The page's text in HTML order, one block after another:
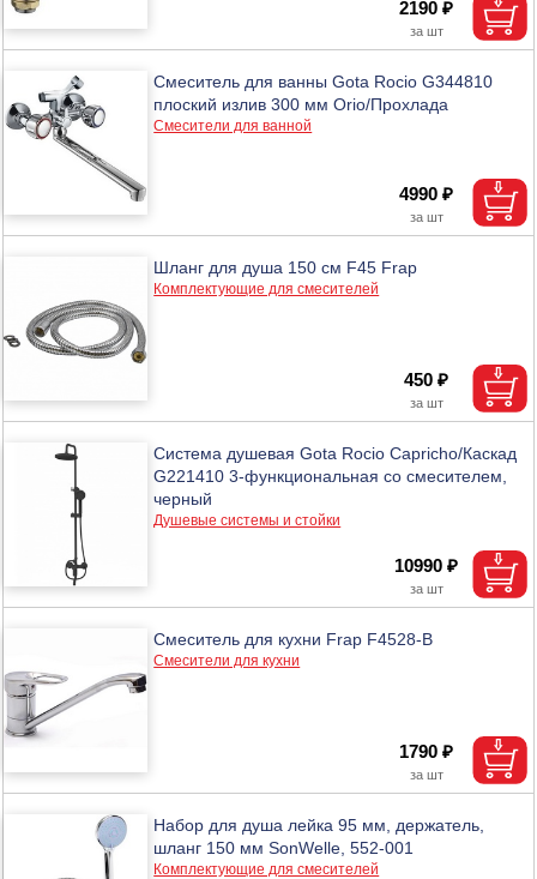
2190 ₽
Смеситель для ванны Gota Rocio G344810
плоский излив 300 мм Orio/Прохлада
Смесители для ванной
4990 ₽
Шланг для душа 150 см F45 Frap
Комплектующие для смесителей
450 ₽
Система душевая Gota Rocio Capricho/Каскад
G221410 3-функциональная со смесителем,
черный
Душевые системы и стойки
10990 ₽
Смеситель для кухни Frap F4528-B
Смесители для кухни
1790 ₽
Набор для душа лейка 95 мм, держатель,
шланг 150 мм SonWelle, 552-001
Комплектующие для смесителей